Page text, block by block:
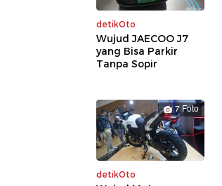
detikOto
Wujud JAECOO J7
yang Bisa Parkir
Tanpa Sopir
7 Foto
detikOto